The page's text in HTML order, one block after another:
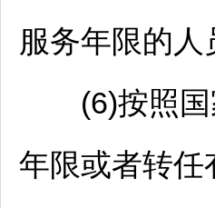
服务年限的人
(6)按照国
年限或者转任